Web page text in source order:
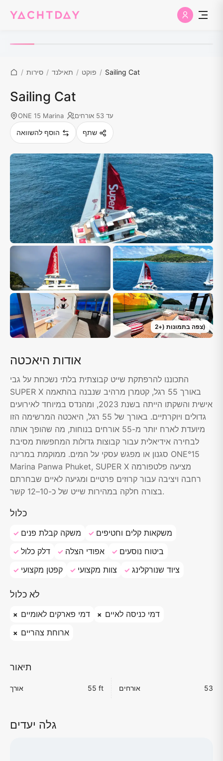
/ סירות / תאילנד / פוקט / Sailing Cat
Sailing Cat
ONE 15 Marina עד 53 אורחים
הוסף להשוואה שתף
צפה בתמונות (+
2 )
אודות היאכטה
התכוננו להרפתקת שייט קבוצתית בלתי נשכחת על גבי
SUPER X באורך 55 רגל, קטמרן מרהיב שנבנה בהתאמה
אישית והשקתו הייתה בשנת 2023, ומהנדס במיוחד לאירועים
גדולים ויוקרתיים. באורך של 55 רגל, היאכטה המרשימה הזו
מיועדת לארח יותר מ-55 אורחים בנוחות, מה שהופך אותה
לבחירה אידיאלית עבור קבוצות גדולות המחפשות מסיבת
סגנון או מפגש עסקי על המים. ממוקמת במרינה ONE°15
Marina Panwa Phuket, SUPER X מציעה פלטפורמה
רחבה ויציבה עבור קרוזים פרטיים ומגיעה לאיים שבחרתם
בצורה חלקה במהירות שייט של כ-10–12 קשר.
כלול
משקה קבלת פנים
משקאות קלים וחטיפים
דלק כלול
אפודי הצלה
ביטוח נוסעים
קפטן מקצועי
צוות מקצועי ציוד שנורקלינג
לא כלול
דמי פארקים לאומיים
דמי כניסה לאיים
ארוחת צהריים
תיאור
אורך 55 ft אורחים 53
גלה יעדים